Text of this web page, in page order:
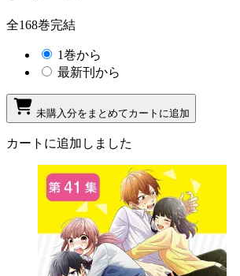
全168巻完結
1巻から
最新刊から
未購入分をまとめてカートに追加
カートに追加しました